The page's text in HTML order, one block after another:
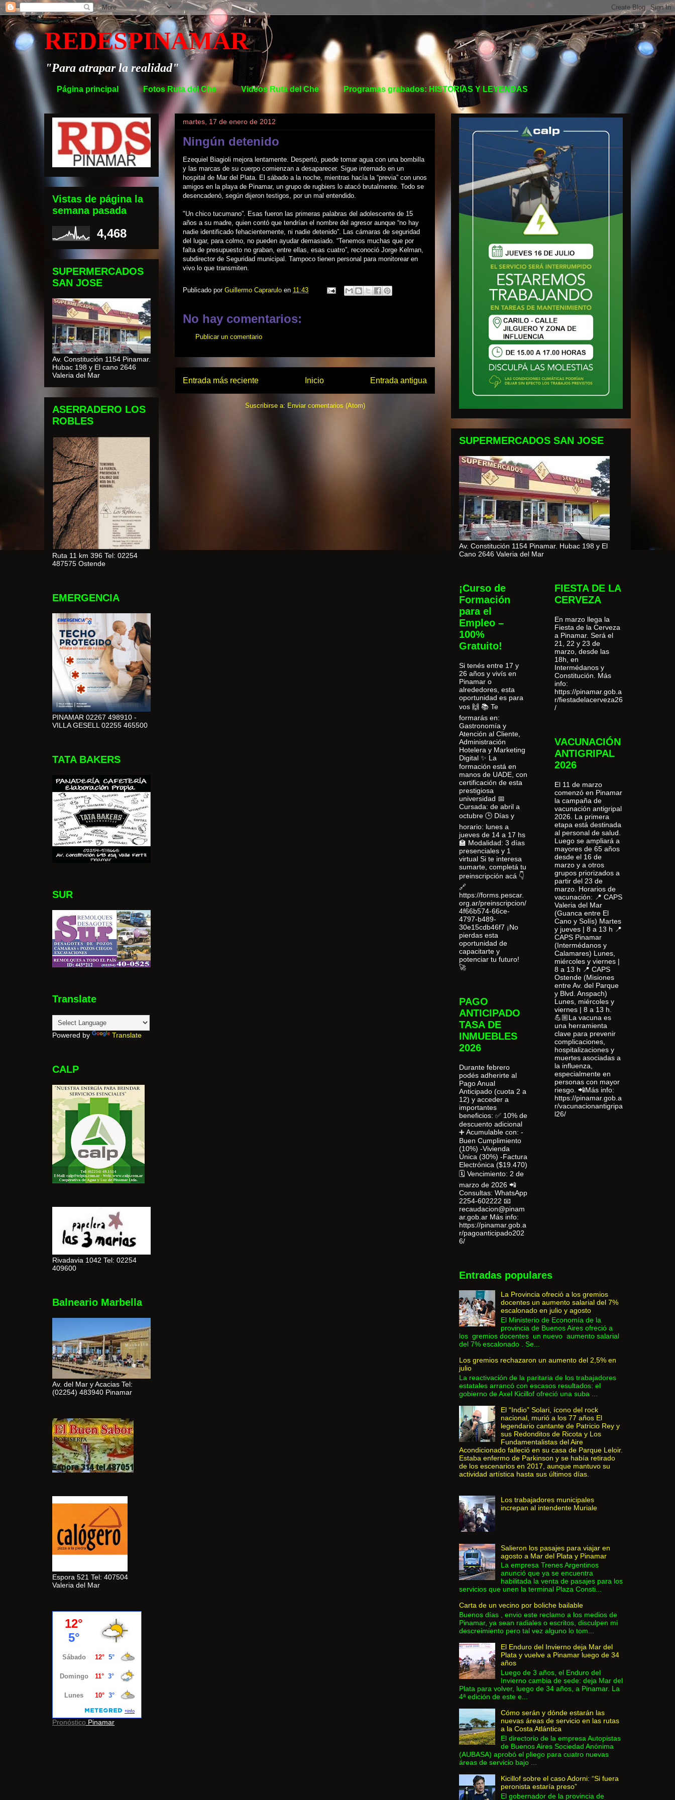
REDESPINAMAR
"Para atrapar la realidad"
Página principal Fotos Ruta del Che Videos Ruta del Che Programas grabados: HISTORIAS Y LEYENDAS
martes, 17 de enero de 2012
Ningún detenido
Ezequiel Biagioli mejora lentamente. Despertó, puede tomar agua con una bombilla
y las marcas de su cuerpo comienzan a desaparecer. Sigue internado en un
hospital de Mar del Plata. El sábado a la noche, mientras hacía la “previa” con unos
amigos en la playa de Pinamar, un grupo de rugbiers lo atacó brutalmente. Todo se
desencadenó, según dijeron testigos, por un mal entendido.
"Un chico tucumano”. Esas fueron las primeras palabras del adolescente de 15
años a su madre, quien contó que tendrían el nombre del agresor aunque “no hay
nadie identificado fehacientemente, ni nadie detenido”. Las cámaras de seguridad
del lugar, para colmo, no pueden ayudar demasiado. “Tenemos muchas que por
falta de presupuesto no graban, entre ellas, esas cuatro”, reconoció Jorge Kelman,
subdirector de Seguridad municipal. Tampoco tienen personal para monitorear en
vivo lo que transmiten.
Publicado por Guillermo Caprarulo en 11:43
No hay comentarios:
Publicar un comentario
Entrada más reciente Entrada antigua
Inicio
Suscribirse a: Enviar comentarios (Atom)
Vistas de página la
semana pasada
4,468
SUPERMERCADOS
SAN JOSE
Av. Constitución 1154 Pinamar.
Hubac 198 y El cano 2646
Valeria del Mar
ASERRADERO LOS
ROBLES
Ruta 11 km 396 Tel: 02254
487575 Ostende
EMERGENCIA
PINAMAR 02267 498910 -
VILLA GESELL 02255 465500
TATA BAKERS
SUR
Translate
Powered by Translate
CALP
Rivadavia 1042 Tel: 02254
409600
Balneario Marbella
Av. del Mar y Acacias Tel:
(02254) 483940 Pinamar
Espora 521 Tel: 407504
Valeria del Mar
Pronóstico Pinamar
SUPERMERCADOS SAN JOSE
Av. Constitución 1154 Pinamar. Hubac 198 y El
Cano 2646 Valeria del Mar
¡Curso de
Formación
para el
Empleo –
100%
Gratuito!
Si tenés entre 17 y
26 años y vivís en
Pinamar o
alrededores, esta
oportunidad es para
vos 🙌 📚 Te
formarás en:
Gastronomía y
Atención al Cliente,
Administración
Hotelera y Marketing
Digital ✨ La
formación está en
manos de UADE, con
certificación de esta
prestigiosa
universidad 📅
Cursada: de abril a
octubre 🕒 Días y
horario: lunes a
jueves de 14 a 17 hs
🏫 Modalidad: 3 días
presenciales y 1
virtual Si te interesa
sumarte, completá tu
preinscripción acá 👇
🔗
https://forms.pescar.
org.ar/preinscripcion/
4f66b574-66ce-
4797-b489-
30e15cdb46f7 ¡No
pierdas esta
oportunidad de
capacitarte y
potenciar tu futuro!
🚀
PAGO
ANTICIPADO
TASA DE
INMUEBLES
2026
Durante febrero
podés adherirte al
Pago Anual
Anticipado (cuota 2 a
12) y acceder a
importantes
beneficios: ✅ 10% de
descuento adicional
➕ Acumulable con: -
Buen Cumplimiento
(10%) -Vivienda
Única (30%) -Factura
Electrónica ($19.470)
🗓 Vencimiento: 2 de
marzo de 2026 📲
Consultas: WhatsApp
2254-602222 📧
recaudacion@pinam
ar.gob.ar Más info:
https://pinamar.gob.a
r/pagoanticipado202
6/
FIESTA DE LA
CERVEZA
En marzo llega la
Fiesta de la Cerveza
a Pinamar. Será el
21, 22 y 23 de
marzo, desde las
18h, en
Intermédanos y
Constitución. Más
info:
https://pinamar.gob.a
r/fiestadelacerveza26
/
VACUNACIÓN
ANTIGRIPAL
2026
El 11 de marzo
comenzó en Pinamar
la campaña de
vacunación antigripal
2026. La primera
etapa está destinada
al personal de salud.
Luego se ampliará a
mayores de 65 años
desde el 16 de
marzo y a otros
grupos priorizados a
partir del 23 de
marzo. Horarios de
vacunación: 📍 CAPS
Valeria del Mar
(Guanca entre El
Cano y Solís) Martes
y jueves | 8 a 13 h 📍
CAPS Pinamar
(Intermédanos y
Calamares) Lunes,
miércoles y viernes |
8 a 13 h 📍 CAPS
Ostende (Misiones
entre Av. del Parque
y Blvd. Anspach)
Lunes, miércoles y
viernes | 8 a 13 h.
💪🏼La vacuna es
una herramienta
clave para prevenir
complicaciones,
hospitalizaciones y
muertes asociadas a
la influenza,
especialmente en
personas con mayor
riesgo. 📲Más info:
https://pinamar.gob.a
r/vacunacionantigripa
l26/
Entradas populares
La Provincia ofreció a los gremios
docentes un aumento salarial del 7%
escalonado en julio y agosto
El Ministerio de Economía de la
provincia de Buenos Aires ofreció a
los gremios docentes un nuevo aumento salarial
del 7% escalonado . Se...
Los gremios rechazaron un aumento del 2,5% en
julio
La reactivación de la paritaria de los trabajadores
estatales arrancó con escasos resultados: el
gobierno de Axel Kicillof ofreció una suba ...
El “Indio” Solari, ícono del rock
nacional, murió a los 77 años El
legendario cantante de Patricio Rey y
sus Redonditos de Ricota y Los
Fundamentalistas del Aire
Acondicionado falleció en su casa de Parque Leloir.
Estaba enfermo de Parkinson y se había retirado
de los escenarios en 2017, aunque mantuvo su
actividad artística hasta sus últimos días.
Los trabajadores municipales
increpan al intendente Muriale
Salieron los pasajes para viajar en
agosto a Mar del Plata y Pinamar
La empresa Trenes Argentinos
anunció que ya se encuentra
habilitada la venta de pasajes para los
servicios que unen la terminal Plaza Consti...
Carta de un vecino por boliche bailable
Buenos días , envio este reclamo a los medios de
Pinamar, ya sean radiales o escritos, disculpen mi
descreimiento pero tal vez alguno lo tom...
El Enduro del Invierno deja Mar del
Plata y vuelve a Pinamar luego de 34
años
Luego de 3 años, el Enduro del
Invierno cambia de sede: deja Mar del
Plata para volver, luego de 34 años, a Pinamar. La
4ª edición de este e...
Cómo serán y dónde estarán las
nuevas áreas de servicio en las rutas
a la Costa Atlántica
El directorio de la empresa Autopistas
de Buenos Aires Sociedad Anónima
(AUBASA) aprobó el pliego para cuatro nuevas
áreas de servicio bajo ...
Kicillof sobre el caso Adorni: “Si fuera
peronista estaría preso”
El gobernador de la provincia de